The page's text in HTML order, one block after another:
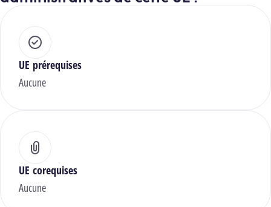
UE prérequises
Aucune
UE corequises
Aucune